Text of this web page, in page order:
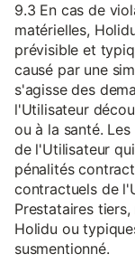
9.3 En cas de
matérielles,
prévisible et
causé par une
s'agisse des
l'Utilisateur
ou à la santé.
de l'Utilisateur
pénalités
contractuels de
Prestataires
Holidu ou
susmentionné.